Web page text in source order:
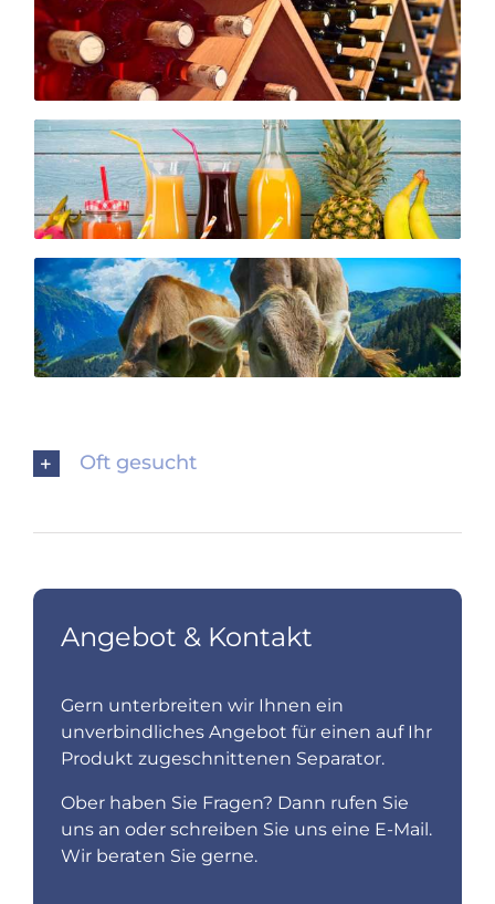
Anlagenbau
Werkzeugbau
Lohnfertigung
Oft gesucht
Angebot & Kontakt
Gern unterbreiten wir Ihnen ein
unverbindliches Angebot für einen auf Ihr
Produkt zugeschnittenen Separator.
Ober haben Sie Fragen? Dann rufen Sie
uns an oder schreiben Sie uns eine E-Mail.
Wir beraten Sie gerne.